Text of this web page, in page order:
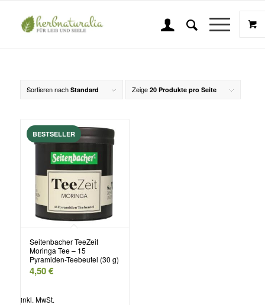
Teepause
Sie sind hier: Startseite Schlagwort: Teepause
Sortieren nach Standard Zeige 20 Produkte pro Seite
Seitenbacher TeeZeit
Moringa Tee – 15
Pyramiden-Teebeutel (30 g)
4,50€
inkl. MwSt.